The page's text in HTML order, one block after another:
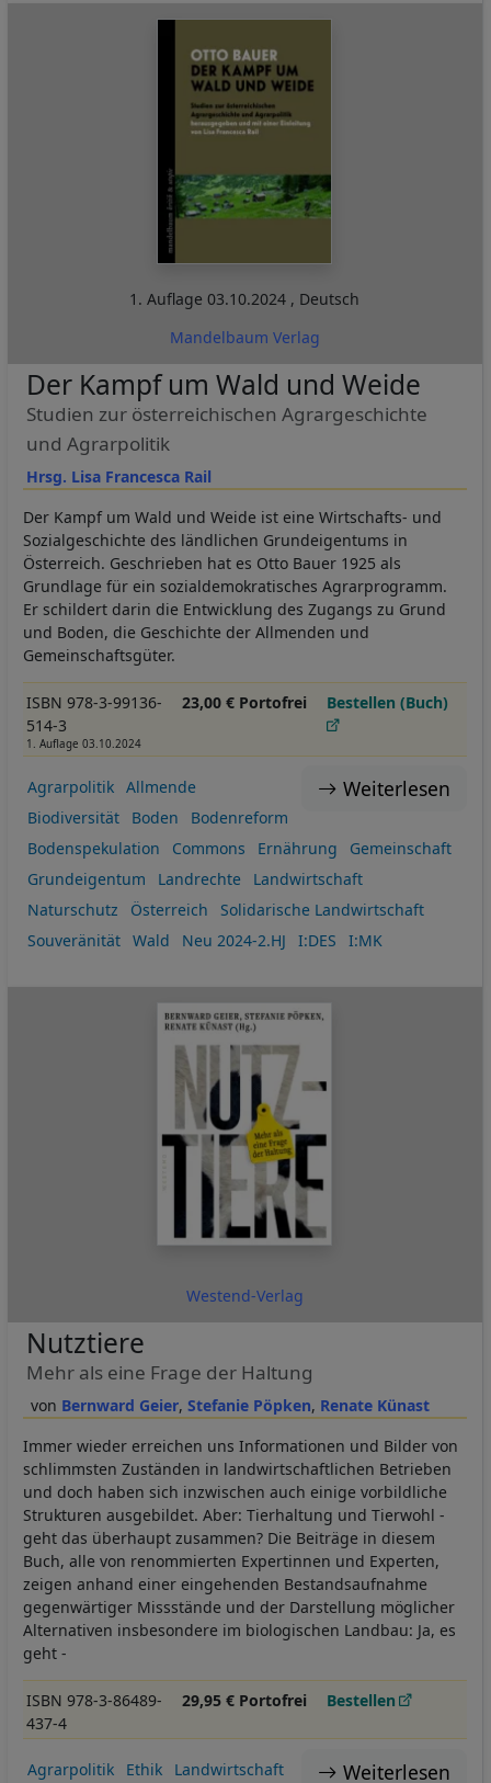
1. Auflage03.10.2024 , Deutsch
Mandelbaum Verlag
Hrsg. Lisa Francesca Rail
Der Kampf um Wald und Weide
Studien zur österreichischen Agrargeschichte
und Agrarpolitik
Der Kampf um Wald und Weide ist eine Wirtschafts- und
Sozialgeschichte des ländlichen Grundeigentums in
Österreich. Geschrieben hat es Otto Bauer 1925 als
Grundlage für ein sozialdemokratisches Agrarprogramm.
Er schildert darin die Entwicklung des Zugangs zu Grund
und Boden, die Geschichte der Allmenden und
Gemeinschaftsgüter.
ISBN 978-3-99136-
514-3
1. Auflage 03.10.2024
23,00 € Portofrei Bestellen (Buch)
Weiterlesen
Agrarpolitik
Allmende
Biodiversität
Boden
Bodenreform
Bodenspekulation
Commons Ernährung
Gemeinschaft
Grundeigentum
Landrechte
Landwirtschaft
Naturschutz
Österreich
Solidarische Landwirtschaft
Souveränität
Wald Neu 2024-2.HJ I:DES I:MK
Westend-Verlag
Bernward Geier Stefanie Pöpken Renate Künast
Nutztiere
Mehr als eine Frage der Haltung
Immer wieder erreichen uns Informationen und Bilder von
schlimmsten Zuständen in landwirtschaftlichen Betrieben
und doch haben sich inzwischen auch einige vorbildliche
Strukturen ausgebildet. Aber: Tierhaltung und Tierwohl -
geht das überhaupt zusammen? Die Beiträge in diesem
Buch, alle von renommierten Expertinnen und Experten,
zeigen anhand einer eingehenden Bestandsaufnahme
gegenwärtiger Missstände und der Darstellung möglicher
Alternativen insbesondere im biologischen Landbau: Ja, es
geht -
ISBN 978-3-86489-
437-4
29,95 € Portofrei Bestellen
Weiterlesen
Agrarpolitik Ethik Landwirtschaft